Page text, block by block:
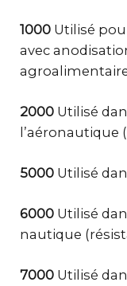
1000 Utilisé
avec
2000 Utilisé
l’aéronautique
5000 Utilisé
6000 Utilisé
nautique
7000 Utilisé